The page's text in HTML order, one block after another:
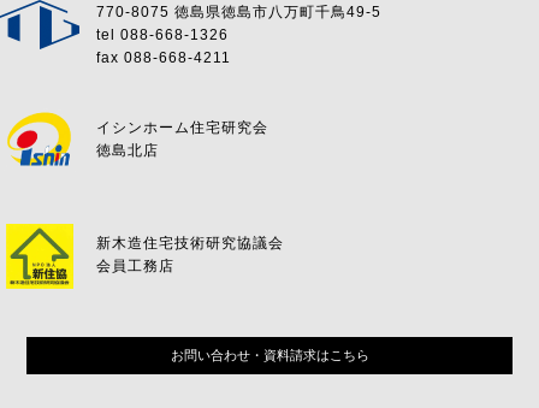
770-8075 徳島県徳島市八万町千鳥49-5
tel 088-668-1326
fax 088-668-4211
イシンホーム住宅研究会
徳島北店
新木造住宅技術研究協議会
会員工務店
お問い合わせ・資料請求はこちら